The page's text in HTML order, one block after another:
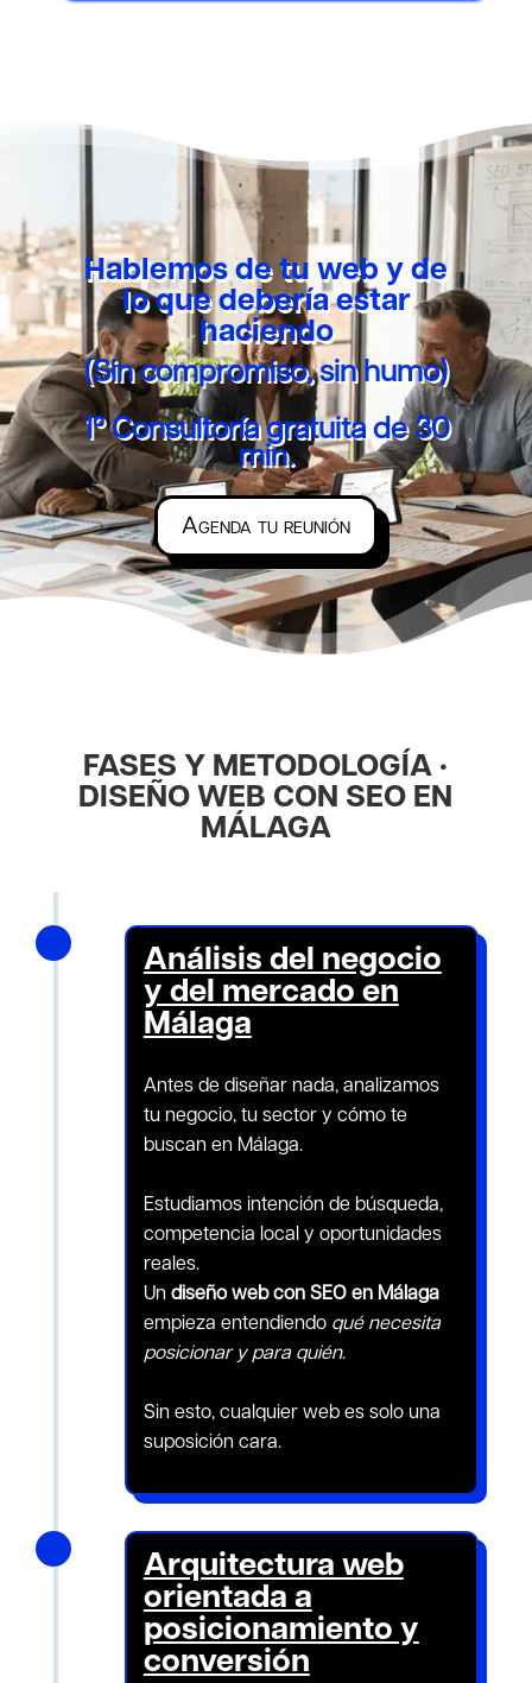
Hablemos de tu web y de
lo que debería estar
haciendo
(Sin compromiso, sin humo)
1º Consultoría gratuita de 30
min.
Agenda tu reunión
FASES Y METODOLOGÍA ·
DISEÑO WEB CON SEO EN
MÁLAGA
Análisis del negocio
y del mercado en
Málaga
Antes de diseñar nada, analizamos
tu negocio, tu sector y cómo te
buscan en Málaga.
Estudiamos intención de búsqueda,
competencia local y oportunidades
reales.
Un diseño web con SEO en Málaga
empieza entendiendo qué necesita
posicionar y para quién.
Sin esto, cualquier web es solo una
suposición cara.
Arquitectura web
orientada a
posicionamiento y
conversión